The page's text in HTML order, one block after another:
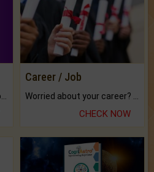
Career / Job
CHECK NOW